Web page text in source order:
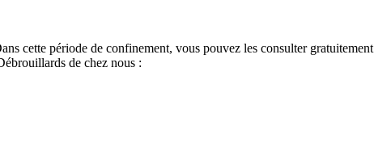
cette période de confinement, vous pouvez les consulter gratuitement
de chez nous :